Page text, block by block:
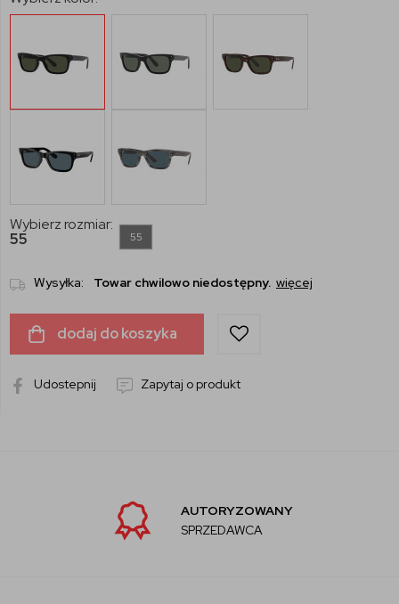
Wybierz rozmiar:
55
55
Wysyłka: Towar chwilowo niedostępny. więcej
dodaj do koszyka
Udostepnij Zapytaj o produkt
AUTORYZOWANY
SPRZEDAWCA